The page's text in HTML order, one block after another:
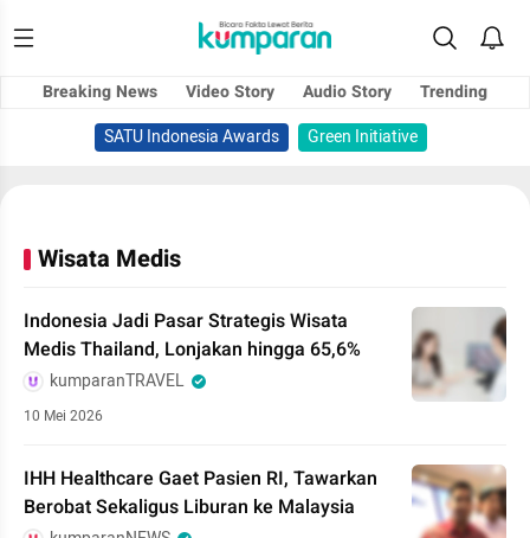
Breaking News Video Story Audio Story
Trending
SATU Indonesia Awards
Green Initiative
Wisata Medis
Indonesia Jadi Pasar Strategis Wisata
Medis Thailand, Lonjakan hingga 65,6%
kumparanTRAVEL
10 Mei 2026
IHH Healthcare Gaet Pasien RI, Tawarkan
Berobat Sekaligus Liburan ke Malaysia